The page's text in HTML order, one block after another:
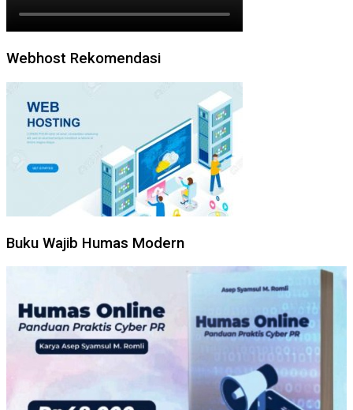
Webhost Rekomendasi
Buku Wajib Humas Modern